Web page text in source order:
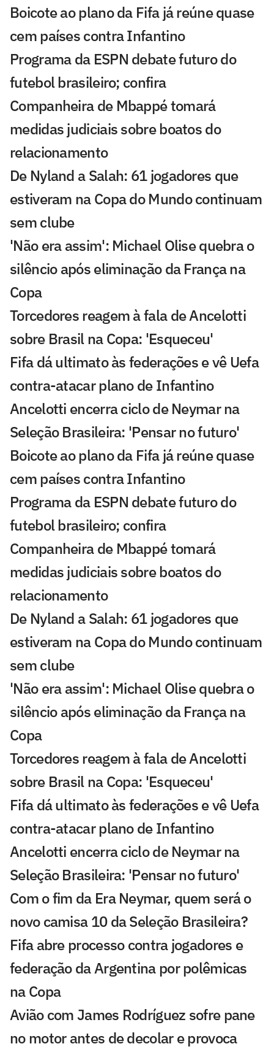
Boicote ao plano da Fifa já reúne quase
cem países contra Infantino
Programa da ESPN debate futuro do
futebol brasileiro; confira
Companheira de Mbappé tomará
medidas judiciais sobre boatos do
relacionamento
De Nyland a Salah: 61 jogadores que
estiveram na Copa do Mundo continuam
sem clube
'Não era assim': Michael Olise quebra o
silêncio após eliminação da França na
Copa
Torcedores reagem à fala de Ancelotti
sobre Brasil na Copa: 'Esqueceu'
Fifa dá ultimato às federações e vê Uefa
contra-atacar plano de Infantino
Ancelotti encerra ciclo de Neymar na
Seleção Brasileira: 'Pensar no futuro'
Boicote ao plano da Fifa já reúne quase
cem países contra Infantino
Programa da ESPN debate futuro do
futebol brasileiro; confira
Companheira de Mbappé tomará
medidas judiciais sobre boatos do
relacionamento
De Nyland a Salah: 61 jogadores que
estiveram na Copa do Mundo continuam
sem clube
'Não era assim': Michael Olise quebra o
silêncio após eliminação da França na
Copa
Torcedores reagem à fala de Ancelotti
sobre Brasil na Copa: 'Esqueceu'
Fifa dá ultimato às federações e vê Uefa
contra-atacar plano de Infantino
Ancelotti encerra ciclo de Neymar na
Seleção Brasileira: 'Pensar no futuro'
Com o fim da Era Neymar, quem será o
novo camisa 10 da Seleção Brasileira?
Fifa abre processo contra jogadores e
federação da Argentina por polêmicas
na Copa
Avião com James Rodríguez sofre pane
no motor antes de decolar e provoca